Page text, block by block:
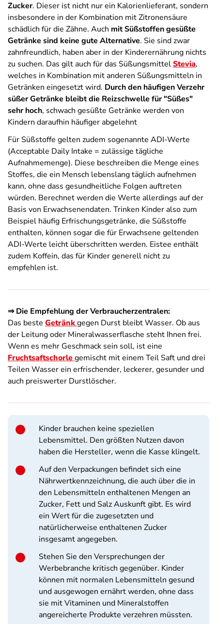
Zucker. Dieser ist nicht nur ein Kalorienlieferant, sondern
insbesondere in der Kombination mit Zitronensäure
schädlich für die Zähne. Auch mit Süßstoffen gesüßte
Getränke sind keine gute Alternative. Sie sind zwar
zahnfreundlich, haben aber in der Kinderernährung nichts
zu suchen. Das gilt auch für das SüßungsmittelStevia,
welches in Kombination mit anderen Süßungsmitteln in
Getränken eingesetzt wird. Durch den häufigen Verzehr
süßer Getränke bleibt die Reizschwelle für "Süßes"
sehr hoch, schwach gesüßte Getränke werden von
Kindern daraufhin häufiger abgelehnt
Für Süßstoffe gelten zudem sogenannte ADI-Werte
(Acceptable Daily Intake = zulässige tägliche
Aufnahmemenge). Diese beschreiben die Menge eines
Stoffes, die ein Mensch lebenslang täglich aufnehmen
kann, ohne dass gesundheitliche Folgen auftreten
würden. Berechnet werden die Werte allerdings auf der
Basis von Erwachsenendaten. Trinken Kinder also zum
Beispiel häufig Erfrischungsgetränke, die Süßstoffe
enthalten, können sogar die für Erwachsene geltenden
ADI-Werte leicht überschritten werden. Eistee enthält
zudem Koffein, das für Kinder generell nicht zu
empfehlen ist.
⇒ Die Empfehlung der Verbraucherzentralen:
Das beste Getränkgegen Durst bleibt Wasser. Ob aus
der Leitung oder Mineralwasserflasche steht Ihnen frei.
Wenn es mehr Geschmack sein soll, ist eine
Fruchtsaftschorlegemischt mit einem Teil Saft und drei
Teilen Wasser ein erfrischender, leckerer, gesunder und
auch preiswerter Durstlöscher.
Kinder brauchen keine speziellen
Lebensmittel. Den größten Nutzen davon
haben die Hersteller, wenn die Kasse klingelt.
Auf den Verpackungen befindet sich eine
Nährwertkennzeichnung, die auch über die in
den Lebensmitteln enthaltenen Mengen an
Zucker, Fett und Salz Auskunft gibt. Es wird
ein Wert für die zugesetzten und
natürlicherweise enthaltenen Zucker
insgesamt angegeben.
Stehen Sie den Versprechungen der
Werbebranche kritisch gegenüber. Kinder
können mit normalen Lebensmitteln gesund
und ausgewogen ernährt werden, ohne dass
sie mit Vitaminen und Mineralstoffen
angereicherte Produkte verzehren müssten.